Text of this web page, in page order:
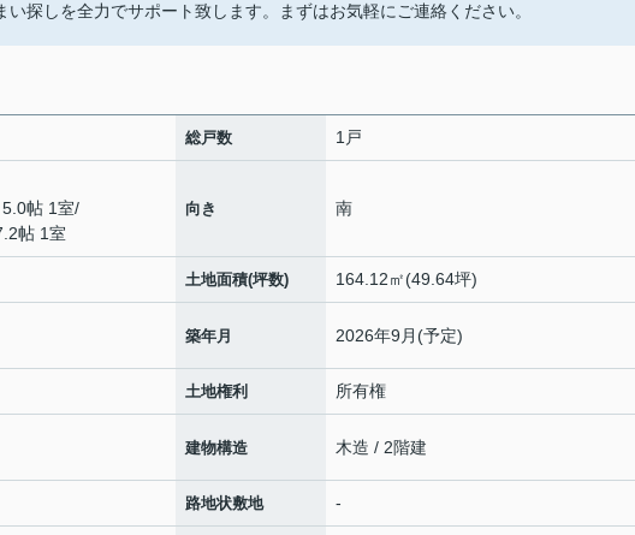
探しを全力でサポート致します。まずはお気軽にご連絡ください。
総戸数 1戸
帖 1室/
帖 1室
向き 南
土地面積(坪数) 164.12㎡(49.64坪)
築年月 2026年9月(予定)
土地権利 所有権
建物構造 木造 / 2階建
路地状敷地 -